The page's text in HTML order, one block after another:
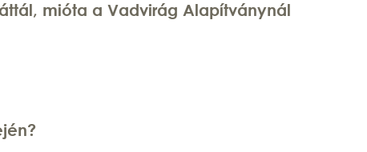
mióta a Vadvirág Alapítványnál